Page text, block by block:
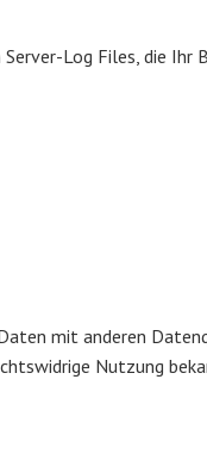
Log Files, die
mit anderen
Nutzung